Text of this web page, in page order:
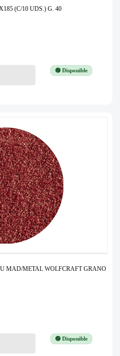
(C/10 UDS.) G. 40
🟢 Disponible
MAD/METAL WOLFCRAFT GRANO
🟢 Disponible